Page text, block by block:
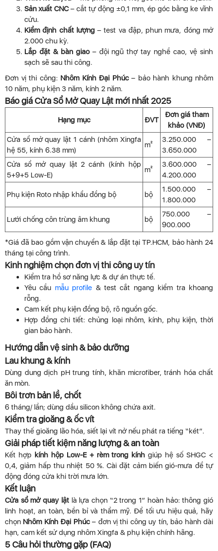
Sản xuất CNC– cắt tự động ±0,1 mm, ép góc bằng ke vĩnh
cửu.
Kiểm định chất lượng– test va đập, phun mưa, đóng mở
2.000 chu kỳ.
Lắp đặt & bàn giao– đội ngũ thợ tay nghề cao, vệ sinh
sạch sẽ sau thi công.
Đơn vị thi công: Nhôm Kính Đại Phúc– bảo hành khung nhôm
10 năm, phụ kiện 3 năm, kính 2 năm.
Báo giá Cửa Sổ Mở Quay Lật mới nhất 2025
Hạng mục ĐVT
Đơn giá tham
khảo (VNĐ)
Cửa sổ mở quay lật 1 cánh (nhôm Xingfa
hệ 55, kính 6.38 mm)
m²
3.250.000 –
3.650.000
Cửa sổ mở quay lật 2 cánh (kính hộp
5+9+5 Low-E)
m²
3.600.000 –
4.200.000
Phụ kiện Roto nhập khẩu đồng bộ bộ
1.500.000 –
1.800.000
Lưới chống côn trùng âm khung bộ
750.000 –
900.000
*Giá đã bao gồm vận chuyển & lắp đặt tại TP.HCM, bảo hành 24
tháng tại công trình.
Kinh nghiệm chọn đơn vị thi công uy tín
Kiểm tra hồ sơ năng lực & dự án thực tế.
Yêu cầu mẫu profile & test cắt ngang kiểm tra khoang
rỗng.
Cam kết phụ kiện đồng bộ, rõ nguồn gốc.
Hợp đồng chi tiết: chủng loại nhôm, kính, phụ kiện, thời
gian bảo hành.
Hướng dẫn vệ sinh & bảo dưỡng
Lau khung & kính
Dùng dung dịch pH trung tính, khăn microfiber, tránh hóa chất
ăn mòn.
Bôi trơn bản lề, chốt
6 tháng/ lần; dùng dầu silicon không chứa axit.
Kiểm tra gioăng & ốc vít
Thay thế gioăng lão hóa, siết lại vít nở nếu phát ra tiếng “két”.
Giải pháp tiết kiệm năng lượng & an toàn
Kết hợp kính hộp Low-E + rèm trong kính giúp hệ số SHGC <
0,4, giảm hấp thu nhiệt 50 %. Cài đặt cảm biến gió-mưa để tự
động đóng cửa khi trời mưa lớn.
Kết luận
Cửa sổ mở quay lậtlà lựa chọn “2 trong 1” hoàn hảo: thông gió
linh hoạt, an toàn, bền bỉ và thẩm mỹ. Để tối ưu hiệu quả, hãy
chọn Nhôm Kính Đại Phúc– đơn vị thi công uy tín, bảo hành dài
hạn, cam kết sử dụng nhôm Xingfa & phụ kiện chính hãng.
5 Câu hỏi thường gặp (FAQ)